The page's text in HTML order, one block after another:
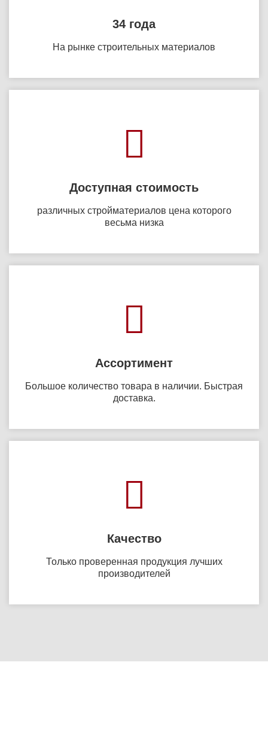
34 года
На рынке строительных материалов
Доступная стоимость
различных стройматериалов цена которого
весьма низка
Ассортимент
Большое количество товара в наличии. Быстрая
доставка.
Качество
Только проверенная продукция лучших
производителей